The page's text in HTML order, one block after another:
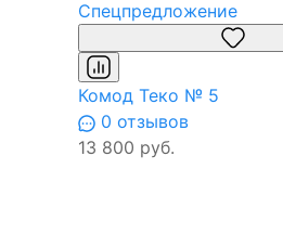
Спецпредложение
Комод Теко № 5
0 отзывов
13 800 руб.